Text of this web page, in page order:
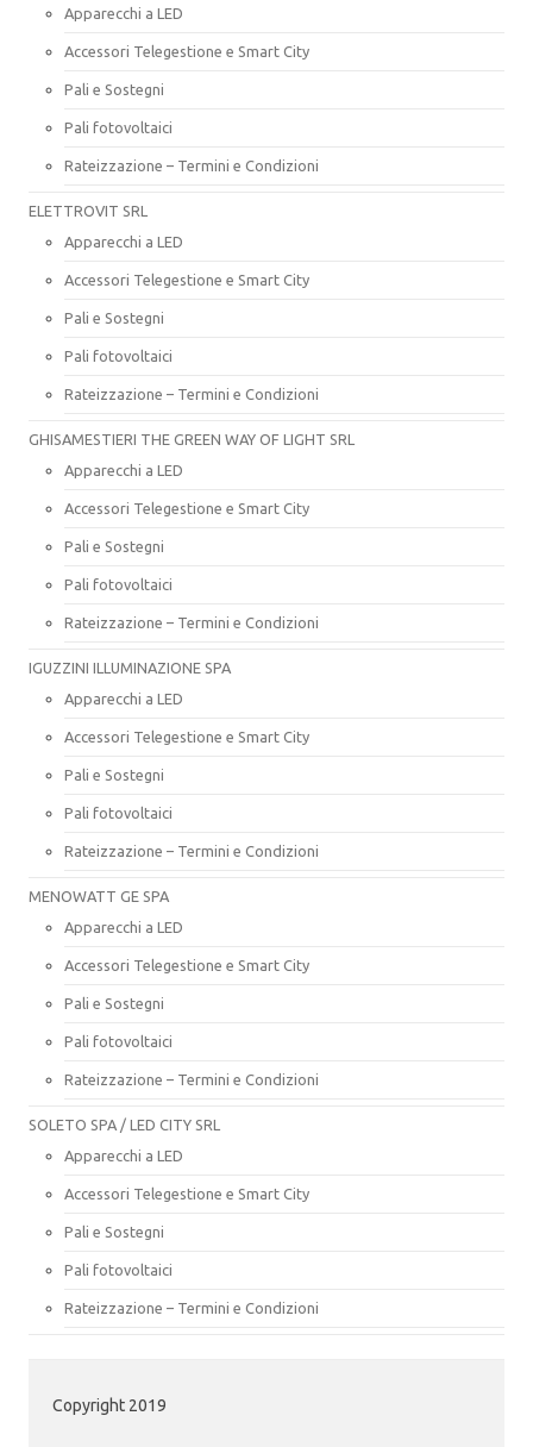
Apparecchi a LED
Accessori Telegestione e Smart City
Pali e Sostegni
Pali fotovoltaici
Rateizzazione – Termini e Condizioni
ELETTROVIT SRL
Apparecchi a LED
Accessori Telegestione e Smart City
Pali e Sostegni
Pali fotovoltaici
Rateizzazione – Termini e Condizioni
GHISAMESTIERI THE GREEN WAY OF LIGHT SRL
Apparecchi a LED
Accessori Telegestione e Smart City
Pali e Sostegni
Pali fotovoltaici
Rateizzazione – Termini e Condizioni
IGUZZINI ILLUMINAZIONE SPA
Apparecchi a LED
Accessori Telegestione e Smart City
Pali e Sostegni
Pali fotovoltaici
Rateizzazione – Termini e Condizioni
MENOWATT GE SPA
Apparecchi a LED
Accessori Telegestione e Smart City
Pali e Sostegni
Pali fotovoltaici
Rateizzazione – Termini e Condizioni
SOLETO SPA / LED CITY SRL
Apparecchi a LED
Accessori Telegestione e Smart City
Pali e Sostegni
Pali fotovoltaici
Rateizzazione – Termini e Condizioni
Copyright 2019